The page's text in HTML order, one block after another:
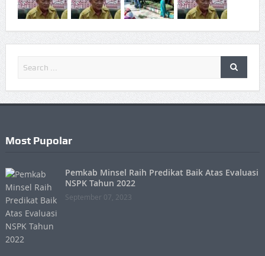
Most Pupolar
Pemkab Minsel Raih Predikat Baik Atas Evaluasi
NSPK Tahun 2022
September 07, 2023